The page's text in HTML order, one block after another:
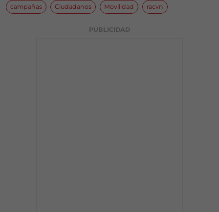
campañas Ciudadanos Movilidad racvn
PUBLICIDAD